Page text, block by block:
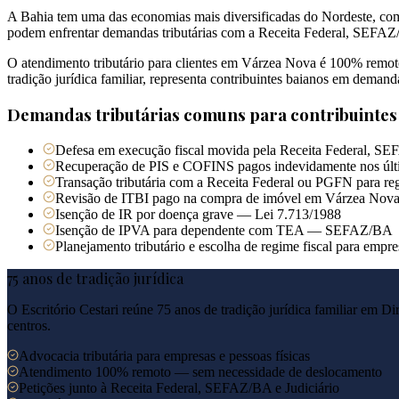
A Bahia tem uma das economias mais diversificadas do Nordeste,
podem enfrentar demandas tributárias com a Receita Federal,
O atendimento tributário para clientes em Várzea Nova é 100%
tradição jurídica familiar, representa contribuintes baianos em
Demandas tributárias comuns para
Defesa em execução fiscal movida pela Receita Federal,
Recuperação de PIS e COFINS pagos indevidamente nos
Transação tributária com a Receita Federal ou PGFN para
Revisão de ITBI pago na compra de imóvel em Várzea Nova
Isenção de IR por doença grave — Lei 7.713/1988
Isenção de IPVA para dependente com TEA — SEFAZ/BA
Planejamento tributário e escolha de regime fiscal para
75 anos de tradição jurídica
O Escritório Cestari reúne 75 anos de tradição jurídica familiar em
centros.
Advocacia tributária para empresas e pessoas físicas
Atendimento 100% remoto — sem necessidade de deslocamento
Petições junto à Receita Federal, SEFAZ/BA e Judiciário